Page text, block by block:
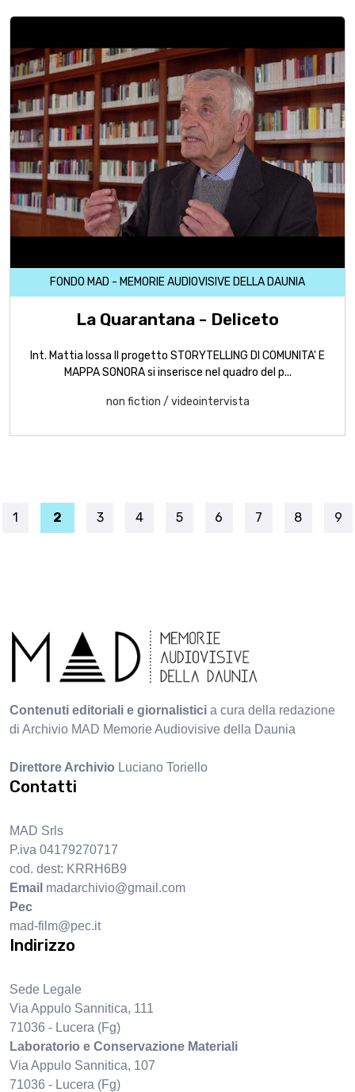
FONDO MAD - MEMORIE AUDIOVISIVE DELLA DAUNIA
La Quarantana - Deliceto
Int. Mattia Iossa Il progetto STORYTELLING DI COMUNITA' E
MAPPA SONORA si inserisce nel quadro del p...
non fiction / videointervista
1 2 3 4 5 6 7 8 9
Contenuti editoriali e giornalistici a cura della redazione
di Archivio MAD Memorie Audiovisive della Daunia
Direttore Archivio Luciano Toriello
Contatti
MAD Srls
P.iva 04179270717
cod. dest: KRRH6B9
Email madarchivio@gmail.com
Pec
mad-film@pec.it
Indirizzo
Sede Legale
Via Appulo Sannitica, 111
71036 - Lucera (Fg)
Laboratorio e Conservazione Materiali
Via Appulo Sannitica, 107
71036 - Lucera (Fg)